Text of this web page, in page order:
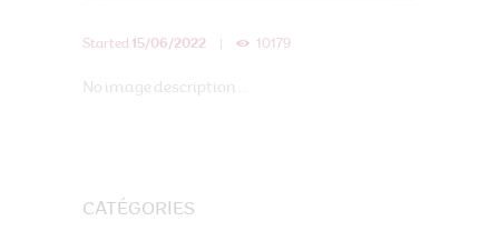
Started 15/06/2022 10179
No image description ...
CATÉGORIES